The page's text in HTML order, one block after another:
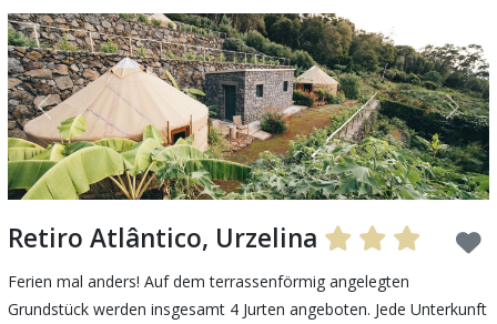
Previous Next
Retiro Atlântico, Urzelina
Ferien mal anders! Auf dem terrassenförmig angelegten
Grundstück werden insgesamt 4 Jurten angeboten. Jede Unterkunft